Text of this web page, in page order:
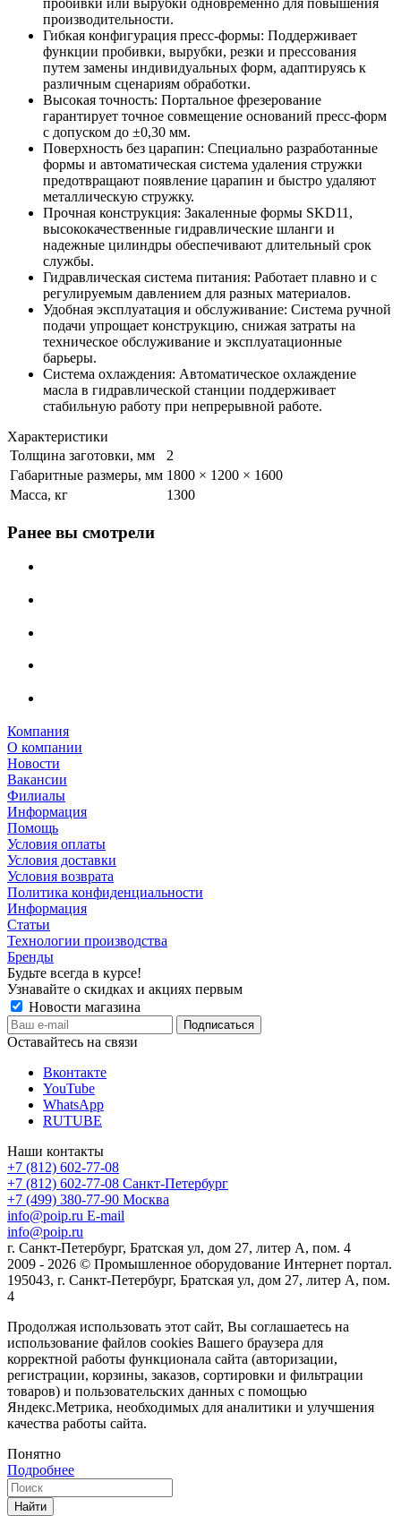
производительности.
Гибкая конфигурация пресс-формы: Поддерживает
функции пробивки, вырубки, резки и прессования
путем замены индивидуальных форм, адаптируясь к
различным сценариям обработки.
Высокая точность: Портальное фрезерование
гарантирует точное совмещение оснований пресс-форм
с допуском до ±0,30 мм.
Поверхность без царапин: Специально разработанные
формы и автоматическая система удаления стружки
предотвращают появление царапин и быстро удаляют
металлическую стружку.
Прочная конструкция: Закаленные формы SKD11,
высококачественные гидравлические шланги и
надежные цилиндры обеспечивают длительный срок
службы.
Гидравлическая система питания: Работает плавно и с
регулируемым давлением для разных материалов.
Удобная эксплуатация и обслуживание: Система ручной
подачи упрощает конструкцию, снижая затраты на
техническое обслуживание и эксплуатационные
барьеры.
Система охлаждения: Автоматическое охлаждение
масла в гидравлической станции поддерживает
стабильную работу при непрерывной работе.
Характеристики
Толщина заготовки, мм
2
Габаритные размеры, мм 1800 × 1200 × 1600
Масса, кг
1300
Ранее вы смотрели
Компания
О компании
Новости
Вакансии
Филиалы
Информация
Помощь
Условия оплаты
Условия доставки
Условия возврата
Политика конфиденциальности
Информация
Статьи
Технологии производства
Бренды
Будьте всегда в курсе!
Узнавайте о скидках и акциях первым
Новости магазина
Оставайтесь на связи
Вконтакте
YouTube
WhatsApp
RUTUBE
Наши контакты
+7 (812) 602-77-08
+7 (812) 602-77-08 Санкт-Петербург
+7 (499) 380-77-90 Москва
info@poip.ru E-mail
info@poip.ru
г. Санкт-Петербург, Братская ул, дом 27, литер А, пом. 4
2009 - 2026 © Промышленное оборудование Интернет портал.
195043, г. Санкт-Петербург, Братская ул, дом 27, литер А, пом.
4
Продолжая использовать этот сайт, Вы соглашаетесь на
использование файлов cookies Вашего браузера для
корректной работы функционала сайта (авторизации,
регистрации, корзины, заказов, сортировки и фильтрации
товаров) и пользовательских данных с помощью
Яндекс.Метрика, необходимых для аналитики и улучшения
качества работы сайта.
Понятно
Подробнее
Найти